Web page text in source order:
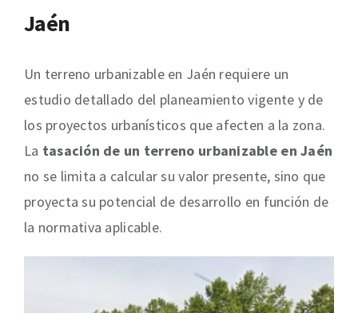
Jaén
Un terreno urbanizable en Jaén requiere un
estudio detallado del planeamiento vigente y de
los proyectos urbanísticos que afecten a la zona.
La tasación de un terreno urbanizable en Jaén
no se limita a calcular su valor presente, sino que
proyecta su potencial de desarrollo en función de
la normativa aplicable.